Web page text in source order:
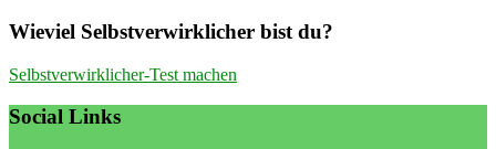
Wieviel Selbstverwirklicher bist du?
Selbstverwirklicher-Test machen
Social Links